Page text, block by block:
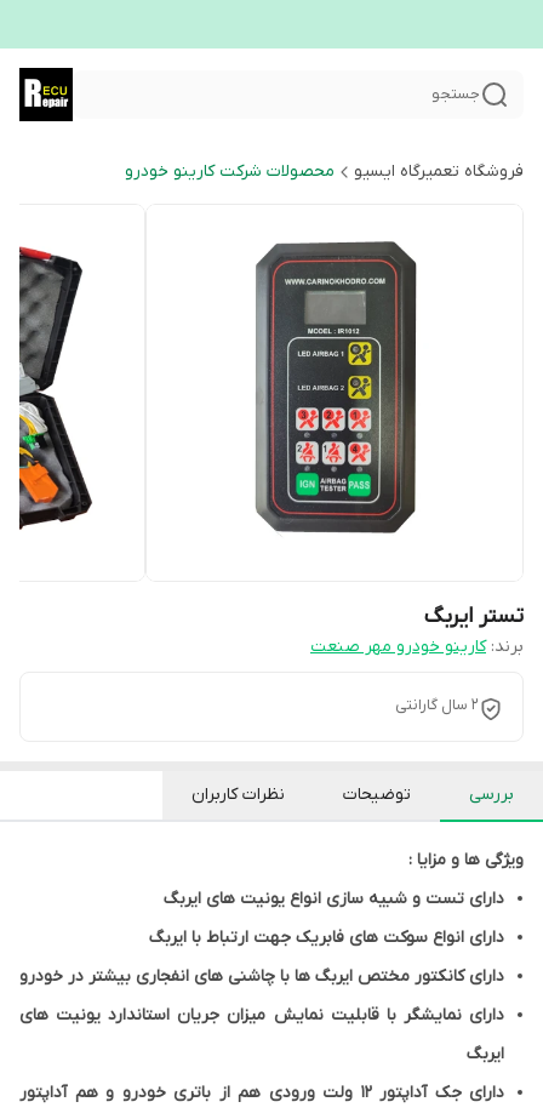
جستجو
فروشگاه تعمیرگاه ایسیو محصولات شرکت کارینو خودرو
تستر ایربگ
برند: کارینو خودرو مهر صنعت
2 سال گارانتی
بررسی توضیحات نظرات کاربران
ویژگی ها و مزایا :
دارای تست و شبیه سازی انواع یونیت های ایربگ
دارای انواع سوکت های فابریک جهت ارتباط با ایربگ
دارای کانکتور مختص ایربگ ها با چاشنی های انفجاری بیشتر در خودرو
دارای نمایشگر با قابلیت نمایش میزان جریان استاندارد یونیت های
ایربگ
دارای جک آداپتور 12 ولت ورودی هم از باتری خودرو و هم آداپتور